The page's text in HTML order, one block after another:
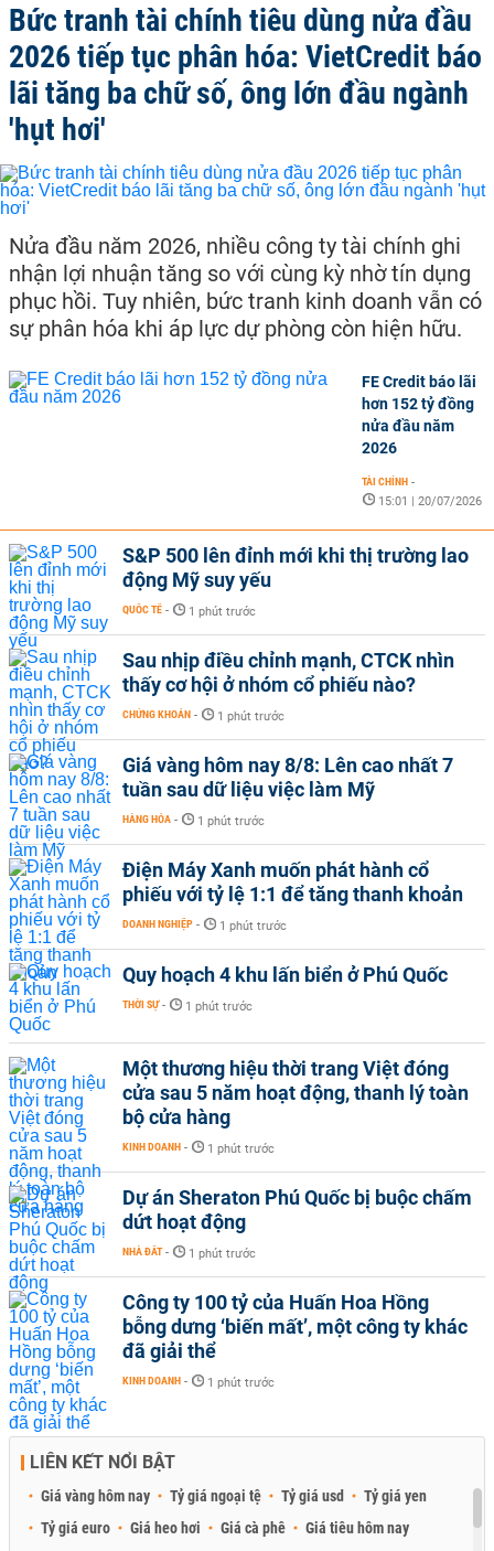
Bức tranh tài chính tiêu dùng nửa đầu
2026 tiếp tục phân hóa: VietCredit báo
lãi tăng ba chữ số, ông lớn đầu ngành
'hụt hơi'
Nửa đầu năm 2026, nhiều công ty tài chính ghi
nhận lợi nhuận tăng so với cùng kỳ nhờ tín dụng
phục hồi. Tuy nhiên, bức tranh kinh doanh vẫn có
sự phân hóa khi áp lực dự phòng còn hiện hữu.
FE Credit báo lãi
hơn 152 tỷ đồng
nửa đầu năm
2026
TÀI CHÍNH -
15:01 | 20/07/2026
S&P 500 lên đỉnh mới khi thị trường lao
động Mỹ suy yếu
QUỐC TẾ - 1 phút trước
Sau nhịp điều chỉnh mạnh, CTCK nhìn
thấy cơ hội ở nhóm cổ phiếu nào?
CHỨNG KHOÁN - 1 phút trước
Giá vàng hôm nay 8/8: Lên cao nhất 7
tuần sau dữ liệu việc làm Mỹ
HÀNG HÓA - 1 phút trước
Điện Máy Xanh muốn phát hành cổ
phiếu với tỷ lệ 1:1 để tăng thanh khoản
DOANH NGHIỆP - 1 phút trước
Quy hoạch 4 khu lấn biển ở Phú Quốc
THỜI SỰ - 1 phút trước
Một thương hiệu thời trang Việt đóng
cửa sau 5 năm hoạt động, thanh lý toàn
bộ cửa hàng
KINH DOANH - 1 phút trước
Dự án Sheraton Phú Quốc bị buộc chấm
dứt hoạt động
NHÀ ĐẤT - 1 phút trước
Công ty 100 tỷ của Huấn Hoa Hồng
bỗng dưng ‘biến mất’, một công ty khác
đã giải thể
KINH DOANH - 1 phút trước
LIÊN KẾT NỔI BẬT
Giá vàng hôm nay Tỷ giá ngoại tệ Tỷ giá usd
Tỷ giá yen
Tỷ giá euro
Giá heo hơi Giá cà phê
Giá tiêu hôm nay